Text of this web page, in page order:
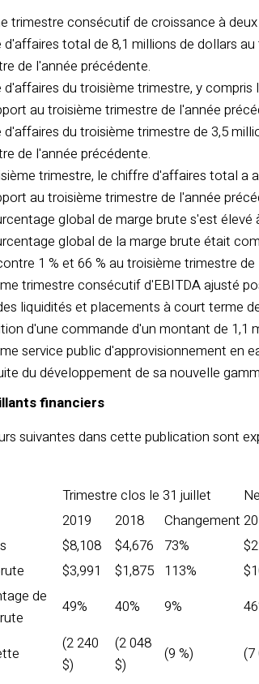
trimestre consécutif de croissance à
d'affaires total de 8,1 millions de dollars
de l'année précédente.
du troisième trimestre, y
au troisième trimestre de l'année
d'affaires du troisième trimestre de 3,5
de l'année précédente.
trimestre, le chiffre d'affaires total a
au troisième trimestre de l'année
global de marge brute s'est
global de la marge brute était
1 % et 66 % au troisième trimestre
trimestre consécutif d'EBITDA ajusté
liquidités et placements à court terme
d'une commande d'un montant de 1,1
service public d'approvisionnement en
du développement de sa nouvelle
financiers
suivantes dans cette publication sont
Trimestre clos le 31 juillet
2019
2018 Changement
$8,108 $4,676 73%
$3,991 $1,875 113%
de
49% 40% 9%
(2 240
$)
(2 048
$)
(9 %) (7